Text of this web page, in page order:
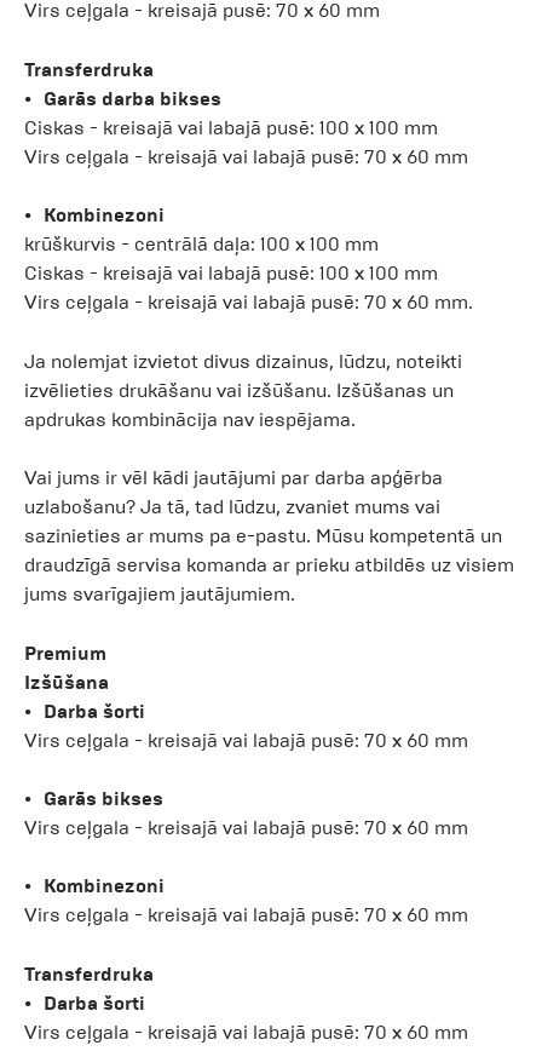
Virs ceļgala - kreisajā pusē: 70 x 60 mm
Transferdruka
Garās darba bikses
Ciskas - kreisajā vai labajā pusē: 100 x 100 mm
Virs ceļgala - kreisajā vai labajā pusē: 70 x 60 mm
Kombinezoni
krūškurvis - centrālā daļa: 100 x 100 mm
Ciskas - kreisajā vai labajā pusē: 100 x 100 mm
Virs ceļgala - kreisajā vai labajā pusē: 70 x 60 mm.
Ja nolemjat izvietot divus dizainus, lūdzu, noteikti
izvēlieties drukāšanu vai izšūšanu. Izšūšanas un
apdrukas kombinācija nav iespējama.
Vai jums ir vēl kādi jautājumi par darba apģērba
uzlabošanu? Ja tā, tad lūdzu, zvaniet mums vai
sazinieties ar mums pa e-pastu. Mūsu kompetentā un
draudzīgā servisa komanda ar prieku atbildēs uz visiem
jums svarīgajiem jautājumiem.
Premium
Izšūšana
Darba šorti
Virs ceļgala - kreisajā vai labajā pusē: 70 x 60 mm
Garās bikses
Virs ceļgala - kreisajā vai labajā pusē: 70 x 60 mm
Kombinezoni
Virs ceļgala - kreisajā vai labajā pusē: 70 x 60 mm
Transferdruka
Darba šorti
Virs ceļgala - kreisajā vai labajā pusē: 70 x 60 mm